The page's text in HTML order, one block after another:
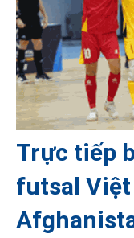
Trực tiếp
futsal Việt